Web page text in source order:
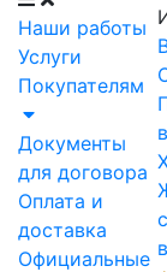
Наши работы
Услуги
Покупателям
Документы
для договора
Оплата и
доставка
Официальные